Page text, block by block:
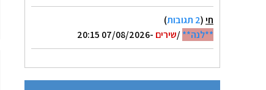
חי(2 תגובות
)
**לנה**/שירים -07/08/2026 20:15